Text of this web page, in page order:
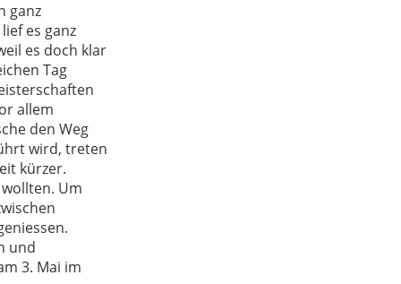
ganz
es ganz
es doch klar
Tag
allem
den Weg
wird, treten
kürzer.
Um
und
3. Mai im